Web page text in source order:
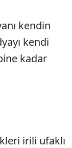
kendin
kendi
kadar
irili ufaklı